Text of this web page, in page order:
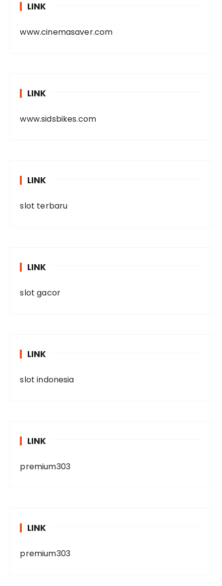
LINK
www.cinemasaver.com
LINK
www.sidsbikes.com
LINK
slot terbaru
LINK
slot gacor
LINK
slot indonesia
LINK
premium303
LINK
premium303